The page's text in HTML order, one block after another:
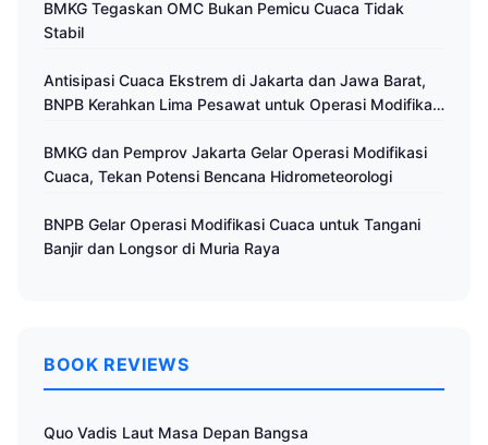
BMKG Tegaskan OMC Bukan Pemicu Cuaca Tidak
Stabil
Antisipasi Cuaca Ekstrem di Jakarta dan Jawa Barat,
BNPB Kerahkan Lima Pesawat untuk Operasi Modifikasi
BMKG dan Pemprov Jakarta Gelar Operasi Modifikasi
Cuaca, Tekan Potensi Bencana Hidrometeorologi
BNPB Gelar Operasi Modifikasi Cuaca untuk Tangani
Banjir dan Longsor di Muria Raya
BOOK REVIEWS
Quo Vadis Laut Masa Depan Bangsa